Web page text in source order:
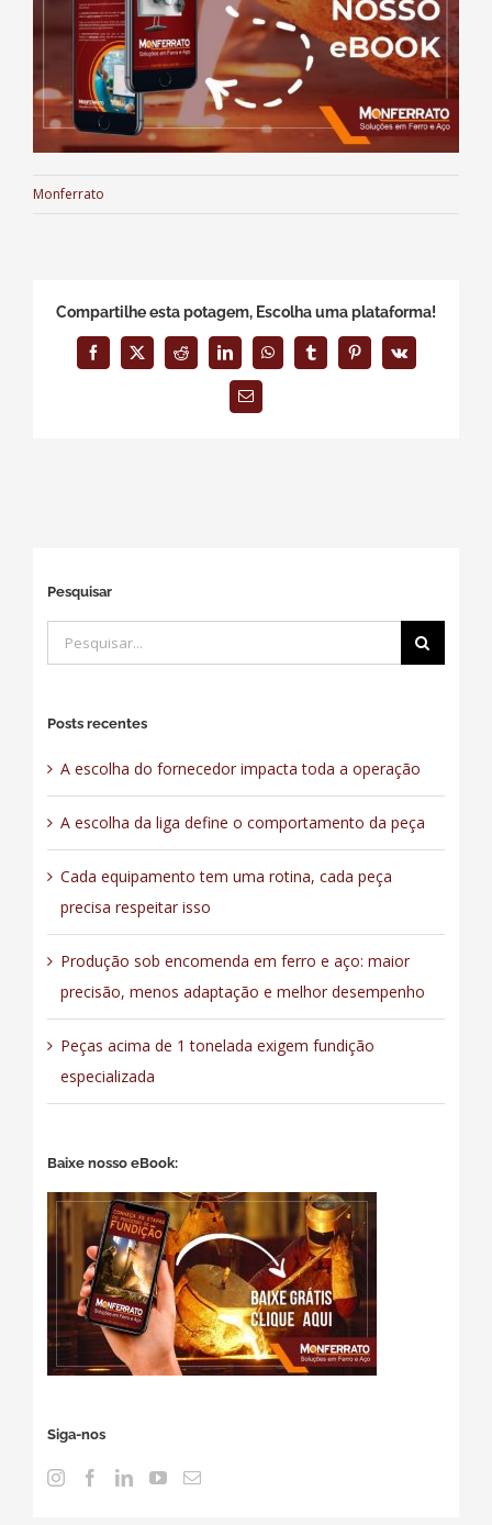
Monferrato
Compartilhe esta potagem, Escolha uma plataforma!
Facebook
X Reddit LinkedInWhatsAppTumblrPinterest
Vk
E-
mail
Pesquisar
Buscar
resultados
Posts recentes
A escolha do fornecedor impacta toda a operação
A escolha da liga define o comportamento da peça
Cada equipamento tem uma rotina, cada peça
precisa respeitar isso
Produção sob encomenda em ferro e aço: maior
precisão, menos adaptação e melhor desempenho
Peças acima de 1 tonelada exigem fundição
especializada
Baixe nosso eBook:
Siga-nos